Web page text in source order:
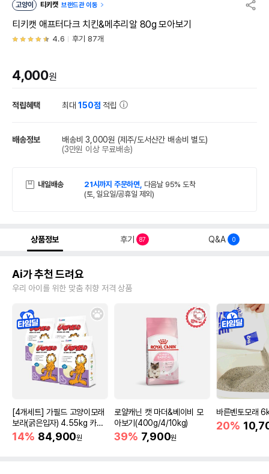
고양이 티키캣 브랜드관 이동
티키캣 애프터다크 치킨&메추리알 80g 모아보기
4.6 후기 87개
4,000원
적립혜택 최대150점 적립
배송정보 배송비 3,000원 (제주/도서산간 배송비 별도)
(3만원 이상 무료배송)
내일배송 21시까지 주문하면, 다음날 95% 도착
(토, 일요일/공휴일 제외)
상품정보 후기 87 Q&A 0
Ai가 추천 드려요
우리 아이를 위한 맞춤 취향 저격 상품
[4개세트] 가필드 고양이모래
보라(굵은입자) 4.55kg 카사
바모래
14% 84,900원
로얄캐닌 캣 마더&베이비 모
아보기(400g/4/10kg)
39% 7,900원
바른벤토모래
20%